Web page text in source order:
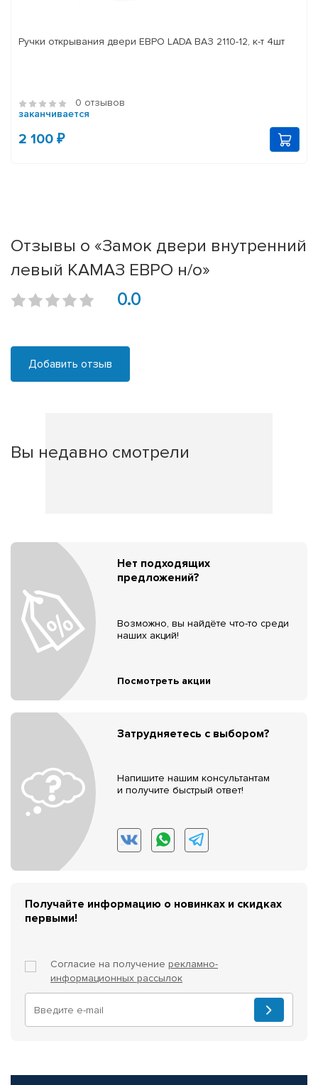
Ручки открывания двери ЕВРО LADA ВАЗ 2110-12, к-т 4шт
0 отзывов
заканчивается
2 100 ₽
Отзывы о «Замок двери внутренний
левый КАМАЗ ЕВРО н/о»
0.0
Добавить отзыв
Вы недавно смотрели
Нет подходящих
предложений?
Возможно, вы найдёте что-то среди
наших акций!
Посмотреть акции
Затрудняетесь с выбором?
Напишите нашим консультантам
и получите быстрый ответ!
Получайте информацию о новинках и скидках
первыми!
Согласие на получение рекламно-
информационных рассылок